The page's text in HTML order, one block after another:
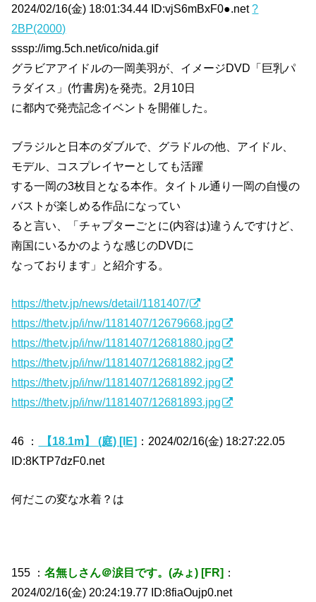
2024/02/16(金) 18:01:34.44 ID:vjS6mBxF0●.net?
2BP(2000)
sssp://img.5ch.net/ico/nida.gif
グラビアアイドルの一岡美羽が、イメージDVD「巨乳パ
ラダイス」(竹書房)を発売。2月10日
に都内で発売記念イベントを開催した。
ブラジルと日本のダブルで、グラドルの他、アイドル、
モデル、コスプレイヤーとしても活躍
する一岡の3枚目となる本作。タイトル通り一岡の自慢の
バストが楽しめる作品になってい
ると言い、「チャプターごとに(内容は)違うんですけど、
南国にいるかのような感じのDVDに
なっております」と紹介する。
https://thetv.jp/news/detail/1181407/
https://thetv.jp/i/nw/1181407/12679668.jpg
https://thetv.jp/i/nw/1181407/12681880.jpg
https://thetv.jp/i/nw/1181407/12681882.jpg
https://thetv.jp/i/nw/1181407/12681892.jpg
https://thetv.jp/i/nw/1181407/12681893.jpg
46 ： 【18.1m】 (庭) [IE] ：2024/02/16(金) 18:27:22.05
ID:8KTP7dzF0.net
何だこの変な水着？は
155 ：名無しさん＠涙目です。(みょ) [FR] ：
2024/02/16(金) 20:24:19.77 ID:8fiaOujp0.net